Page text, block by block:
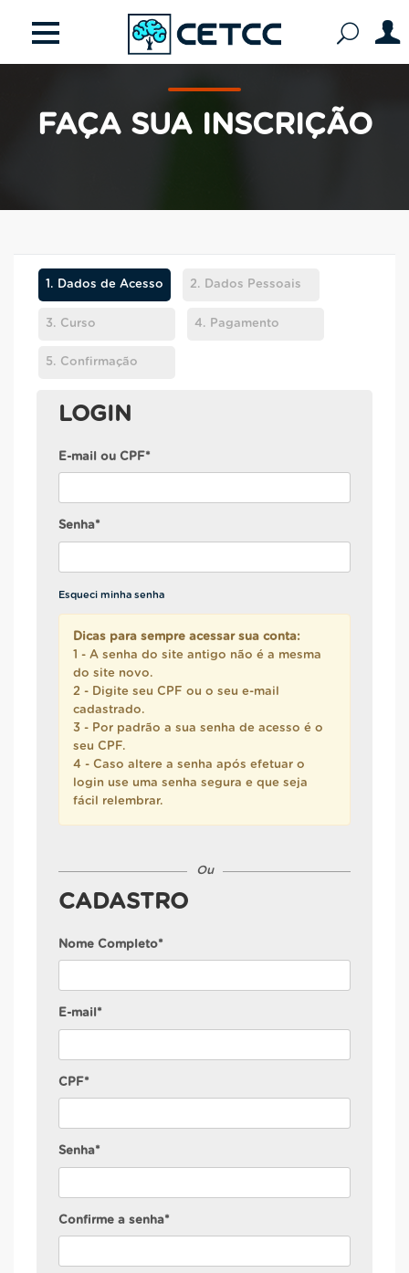
FAÇA SUA INSCRIÇÃO
1. Dados de Acesso 2. Dados Pessoais
3. Curso 4. Pagamento
5. Confirmação
LOGIN
E-mail ou CPF*
Senha*
Esqueci minha senha
Dicas para sempre acessar sua conta:
1 - A senha do site antigo não é a mesma
do site novo.
2 - Digite seu CPF ou o seu e-mail
cadastrado.
3 - Por padrão a sua senha de acesso é o
seu CPF.
4 - Caso altere a senha após efetuar o
login use uma senha segura e que seja
fácil relembrar.
Ou
CADASTRO
Nome Completo*
E-mail*
CPF*
Senha*
Confirme a senha*